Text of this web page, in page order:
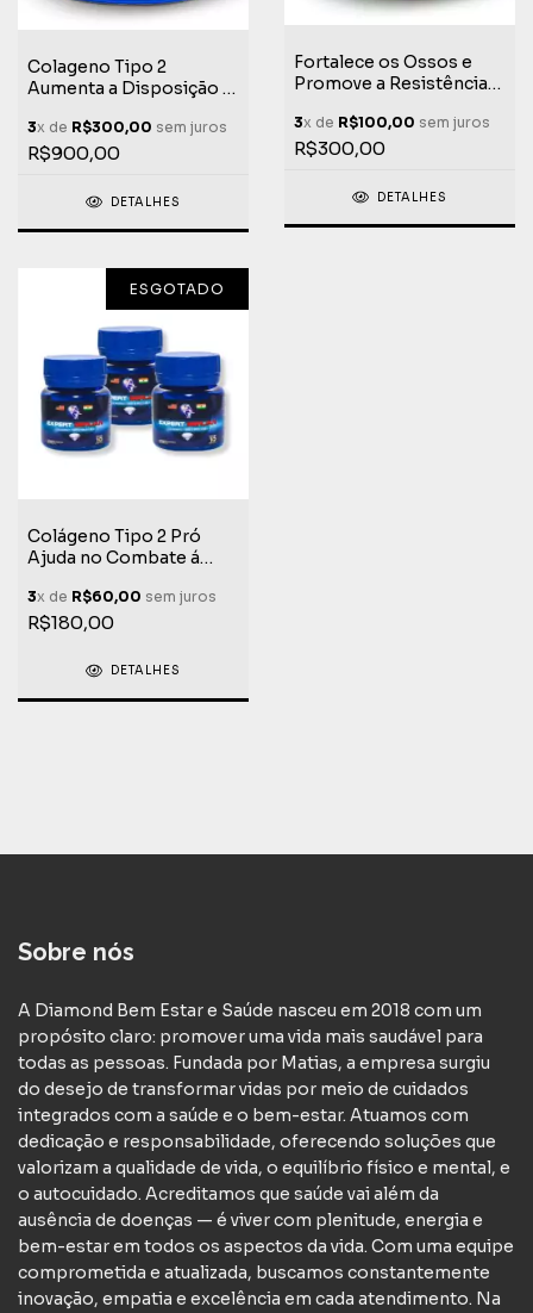
Colageno Tipo 2
Aumenta a Disposição +
Dimond KIT Com 15
Unidades
3x de R$300,00 sem juros
R$900,00
DETALHES
Fortalece os Ossos e
Promove a Resistência
Expert KIT Com 5
Unidades.Diamond +
3x de R$100,00 sem juros
R$300,00
DETALHES
ESGOTADO
Colágeno Tipo 2 Pró
Ajuda no Combate á
PEA 30 Cápsulas
3x de R$60,00 sem juros
R$180,00
DETALHES
Sobre nós
A Diamond Bem Estar e Saúde nasceu em 2018 com um
propósito claro: promover uma vida mais saudável para
todas as pessoas. Fundada por Matias, a empresa surgiu
do desejo de transformar vidas por meio de cuidados
integrados com a saúde e o bem-estar. Atuamos com
dedicação e responsabilidade, oferecendo soluções que
valorizam a qualidade de vida, o equilíbrio físico e mental, e
o autocuidado. Acreditamos que saúde vai além da
ausência de doenças — é viver com plenitude, energia e
bem-estar em todos os aspectos da vida. Com uma equipe
comprometida e atualizada, buscamos constantemente
inovação, empatia e excelência em cada atendimento. Na